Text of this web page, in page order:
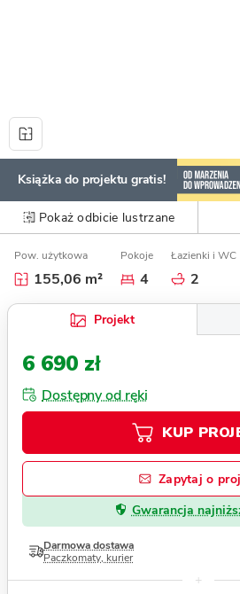
Książka do projektu gratis!
Pokaż odbicie lustrzane
Pow. użytkowa
155,06 m²
Pokoje
4
Łazienki i WC
2
Projekt
6 690 zł
Dostępny od ręki
KUP
Zapytaj o
Gwarancja
Darmowa dostawa
Paczkomaty, kurier